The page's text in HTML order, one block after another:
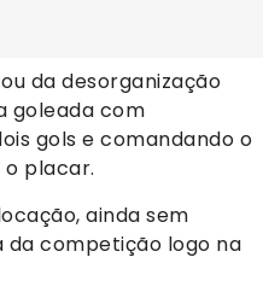
da desorganização
goleada com
gols e comandando o
placar.
ainda sem
da competição logo na